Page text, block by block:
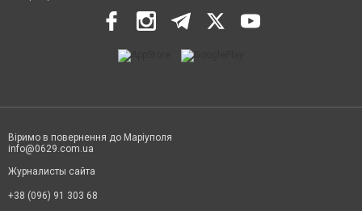
Віримо в повернення до Маріуполя
info@0629.com.ua
Журналисты сайта
+38 (096) 91 303 68